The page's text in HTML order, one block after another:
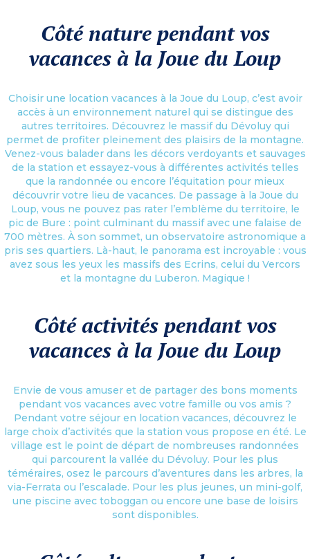
Côté nature pendant vos
vacances à la Joue du Loup
Choisir une location vacances à la Joue du Loup, c’est avoir
accès à un environnement naturel qui se distingue des
autres territoires. Découvrez le massif du Dévoluy qui
permet de profiter pleinement des plaisirs de la montagne.
Venez-vous balader dans les décors verdoyants et sauvages
de la station et essayez-vous à différentes activités telles
que la randonnée ou encore l’équitation pour mieux
découvrir votre lieu de vacances. De passage à la Joue du
Loup, vous ne pouvez pas rater l’emblème du territoire, le
pic de Bure : point culminant du massif avec une falaise de
700 mètres. À son sommet, un observatoire astronomique a
pris ses quartiers. Là-haut, le panorama est incroyable : vous
avez sous les yeux les massifs des Ecrins, celui du Vercors
et la montagne du Luberon. Magique !
Côté activités pendant vos
vacances à la Joue du Loup
Envie de vous amuser et de partager des bons moments
pendant vos vacances avec votre famille ou vos amis ?
Pendant votre séjour en location vacances, découvrez le
large choix d’activités que la station vous propose en été. Le
village est le point de départ de nombreuses randonnées
qui parcourent la vallée du Dévoluy. Pour les plus
téméraires, osez le parcours d’aventures dans les arbres, la
via-Ferrata ou l’escalade. Pour les plus jeunes, un mini-golf,
une piscine avec toboggan ou encore une base de loisirs
sont disponibles.